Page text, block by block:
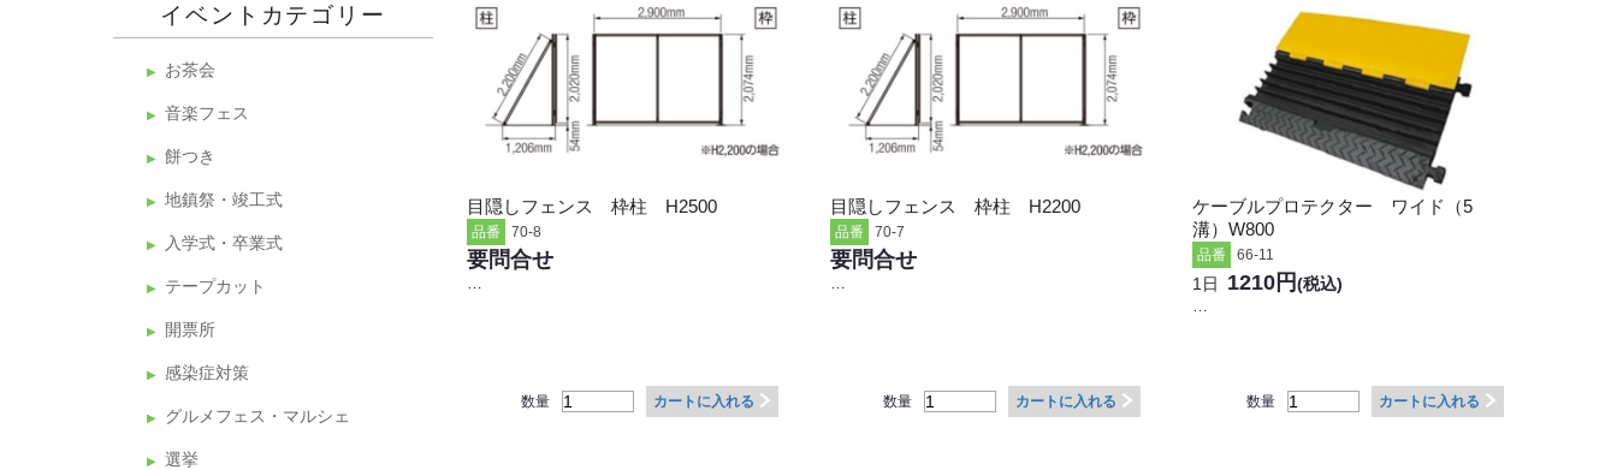
イベントカテゴリー
お茶会
音楽フェス
餅つき
地鎮祭・竣工式
入学式・卒業式
テープカット
開票所
感染症対策
グルメフェス・マルシェ
選挙
目隠しフェンス 枠柱 H2500
品番 70-8
要問合せ
…
数量 カートに入れる
目隠しフェンス 枠柱 H2200
品番 70-7
要問合せ
…
数量 カートに入れる
ケーブルプロテクター ワイド（5
溝）W800
品番 66-11
1日 1210円(税込)
…
数量 カートに入れる